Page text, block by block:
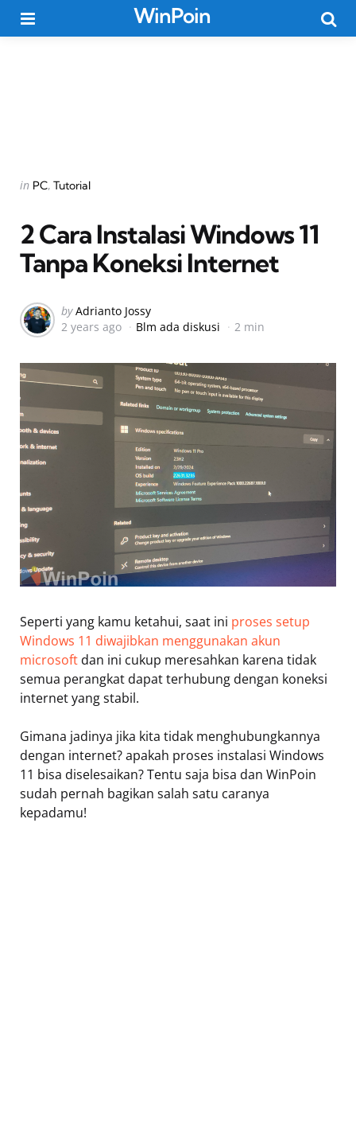
WinPoin
Categories
Posted
in PC Tutorial
2 Cara Instalasi Windows 11
Tanpa Koneksi Internet
Posted
by
by Adrianto Jossy
2 years ago
Blm ada diskusi 2 min
Seperti yang kamu ketahui, saat ini proses setup
Windows 11 diwajibkan menggunakan akun
microsoft dan ini cukup meresahkan karena tidak
semua perangkat dapat terhubung dengan koneksi
internet yang stabil.
Gimana jadinya jika kita tidak menghubungkannya
dengan internet? apakah proses instalasi Windows
11 bisa diselesaikan? Tentu saja bisa dan WinPoin
sudah pernah bagikan salah satu caranya
kepadamu!